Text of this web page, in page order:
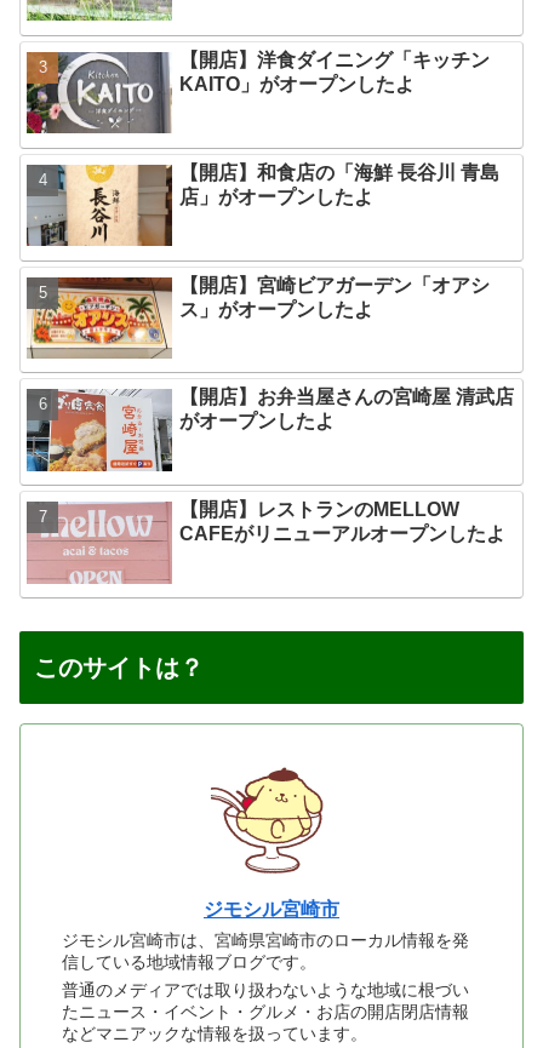
【開店】洋食ダイニング「キッチン
KAITO」がオープンしたよ
【開店】和食店の「海鮮 長谷川 青島
店」がオープンしたよ
【開店】宮崎ビアガーデン「オアシ
ス」がオープンしたよ
【開店】お弁当屋さんの宮崎屋 清武店
がオープンしたよ
【開店】レストランのMELLOW
CAFEがリニューアルオープンしたよ
このサイトは？
ジモシル宮崎市
ジモシル宮崎市は、宮崎県宮崎市のローカル情報を発
信している地域情報ブログです。
普通のメディアでは取り扱わないような地域に根づい
たニュース・イベント・グルメ・お店の開店閉店情報
などマニアックな情報を扱っています。